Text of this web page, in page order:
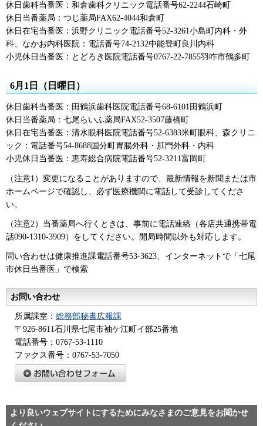
休日歯科当番医：和倉歯科クリニック電話番号62-2244石崎町
休日当番薬局：つじ薬局FAX62-4044和倉町
休日在宅当番医：浜野クリニック電話番号52-3261小島町内科・外
科、なかお内科医院：電話番号74-2132中能登町良川内科
小児休日当番医：とどろき医院電話番号0767-22-7855羽咋市鶴多町
6月1日（日曜日）
休日歯科当番医：田鶴浜歯科医院電話番号68-6101田鶴浜町
休日当番薬局：七尾らいふ薬局FAX52-3507藤橋町
休日在宅当番医：清水眼科医院電話番号52-6383米町眼科、森クリニ
ック：電話番号54-8688国分町胃腸外科・肛門外科・内科
小児休日当番医：恵寿総合病院電話番号52-3211富岡町
（注意1）変更になることがありますので、最新情報を新聞または市
ホームページで確認し、必ず医療機関に電話して受診してくださ
い。
（注意2）当番薬局へ行くときは、事前に電話連絡（各店共通携帯電
話090-1310-3909）をしてください。開局時間以外も対応します。
問い合わせは健康推進課電話番号53-3623、インターネットで「七尾
市休日当番医」で検索
お問い合わせ
所属課室： 総務部秘書広報課
〒926-8611石川県七尾市袖ケ江町イ部25番地
電話番号：0767-53-1110
ファクス番号：0767-53-7050
より良いウェブサイトにするためにみなさまのご意見をお聞かせ